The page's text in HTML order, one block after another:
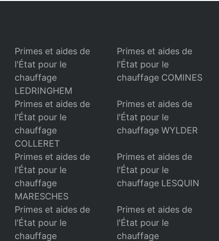
Primes et aides de
l'État pour le
chauffage
LEDRINGHEM
Primes et aides de
l'État pour le
chauffage COMINES
Primes et aides de
l'État pour le
chauffage
COLLERET
Primes et aides de
l'État pour le
chauffage WYLDER
Primes et aides de
l'État pour le
chauffage
MARESCHES
Primes et aides de
l'État pour le
chauffage LESQUIN
Primes et aides de
l'État pour le
chauffage
Primes et aides de
l'État pour le
chauffage